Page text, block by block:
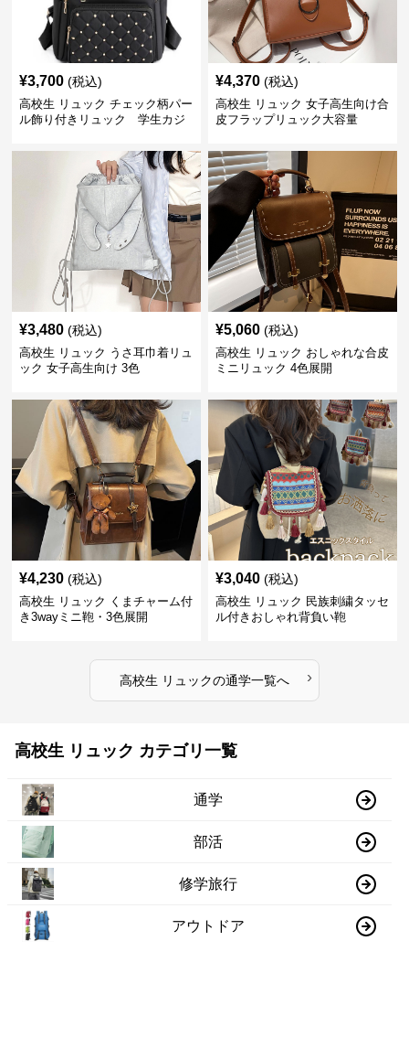
¥3,700 (税込)
高校生 リュック チェック柄パー
ル飾り付きリュック 学生カジ
¥4,370 (税込)
高校生 リュック 女子高生向け合
皮フラップリュック大容量
¥3,480 (税込)
高校生 リュック うさ耳巾着リュ
ック 女子高生向け 3色
¥5,060 (税込)
高校生 リュック おしゃれな合皮
ミニリュック 4色展開
¥4,230 (税込)
高校生 リュック くまチャーム付
き3wayミニ鞄・3色展開
¥3,040 (税込)
高校生 リュック 民族刺繍タッセ
ル付きおしゃれ背負い鞄
高校生 リュックの通学一覧へ ›
高校生 リュック カテゴリ一覧
通学
部活
修学旅行
アウトドア